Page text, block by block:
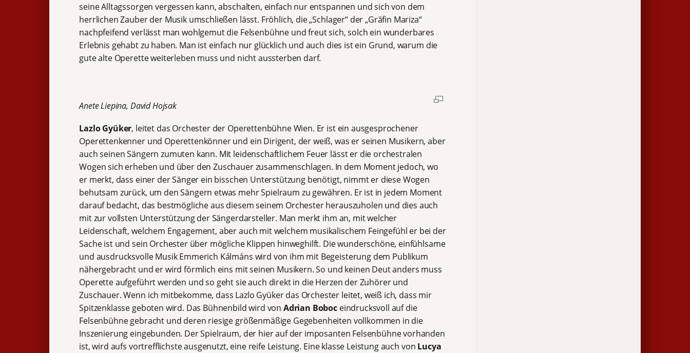
seine Alltagssorgen vergessen kann, abschalten, einfach nur entspannen und sich von dem
herrlichen Zauber der Musik umschließen lässt. Fröhlich, die „Schlager“ der „Gräfin Mariza“
nachpfeifend verlässt man wohlgemut die Felsenbühne und freut sich, solch ein wunderbares
Erlebnis gehabt zu haben. Man ist einfach nur glücklich und auch dies ist ein Grund, warum die
gute alte Operette weiterleben muss und nicht aussterben darf.
Anete Liepina, David Hojsak
Lazlo Gyüker, leitet das Orchester der Operettenbühne Wien. Er ist ein ausgesprochener
Operettenkenner und Operettenkönner und ein Dirigent, der weiß, was er seinen Musikern, aber
auch seinen Sängern zumuten kann. Mit leidenschaftlichem Feuer lässt er die orchestralen
Wogen sich erheben und über den Zuschauer zusammenschlagen. In dem Moment jedoch, wo
er merkt, dass einer der Sänger ein bisschen Unterstützung benötigt, nimmt er diese Wogen
behutsam zurück, um den Sängern etwas mehr Spielraum zu gewähren. Er ist in jedem Moment
darauf bedacht, das bestmögliche aus diesem seinem Orchester herauszuholen und dies auch
mit zur vollsten Unterstützung der Sängerdarsteller. Man merkt ihm an, mit welcher
Leidenschaft, welchem Engagement, aber auch mit welchem musikalischem Feingefühl er bei der
Sache ist und sein Orchester über mögliche Klippen hinweghilft. Die wunderschöne, einfühlsame
und ausdrucksvolle Musik Emmerich Kálmáns wird von ihm mit Begeisterung dem Publikum
nähergebracht und er wird förmlich eins mit seinen Musikern. So und keinen Deut anders muss
Operette aufgeführt werden und so geht sie auch direkt in die Herzen der Zuhörer und
Zuschauer. Wenn ich mitbekomme, dass Lazlo Gyüker das Orchester leitet, weiß ich, dass mir
Spitzenklasse geboten wird. Das Bühnenbild wird von Adrian Boboc eindrucksvoll auf die
Felsenbühne gebracht und deren riesige größenmäßige Gegebenheiten vollkommen in die
Inszenierung eingebunden. Der Spielraum, der hier auf der imposanten Felsenbühne vorhanden
ist, wird aufs vortrefflichste ausgenutzt, eine reife Leistung. Eine klasse Leistung auch von Lucya